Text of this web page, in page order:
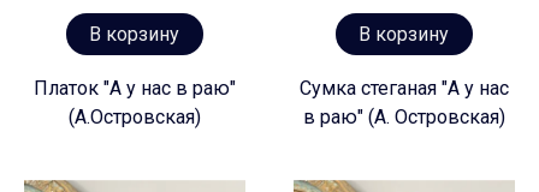
В корзину
Платок "А у нас в раю"
(А.Островская)
В корзину
Сумка стеганая "А у нас
в раю" (А. Островская)